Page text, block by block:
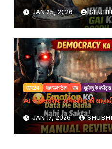
JAN 25, 2026
एएन24 जागरूक टेक राय शुभेन्दु के कमेंट्स
AI से सेंसरशिप: अभिव्यक्ति की
JAN 17, 2026